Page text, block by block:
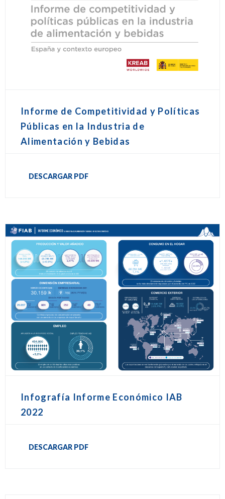
Informe de Competitividad y Políticas
Públicas en la Industria de
Alimentación y Bebidas
DESCARGAR PDF
Infografía Informe Económico IAB
2022
DESCARGAR PDF